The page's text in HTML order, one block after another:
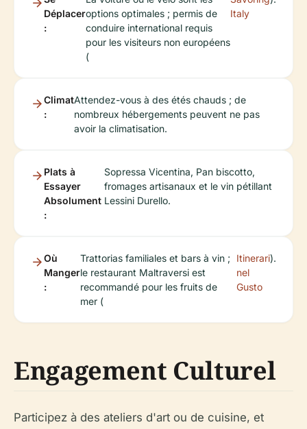
Déplacer
:
options optimales ; permis de
conduire international requis
pour les visiteurs non européens
(
Italy
Climat
:
Attendez-vous à des étés chauds ; de
nombreux hébergements peuvent ne pas
avoir la climatisation.
Plats à
Essayer
Absolument
:
Sopressa Vicentina, Pan biscotto,
fromages artisanaux et le vin pétillant
Lessini Durello.
Où
Manger
:
Trattorias familiales et bars à vin ;
le restaurant Maltraversi est
recommandé pour les fruits de
mer (
Itinerari
nel
Gusto
).
Engagement Culturel
Participez à des ateliers d'art ou de cuisine, et